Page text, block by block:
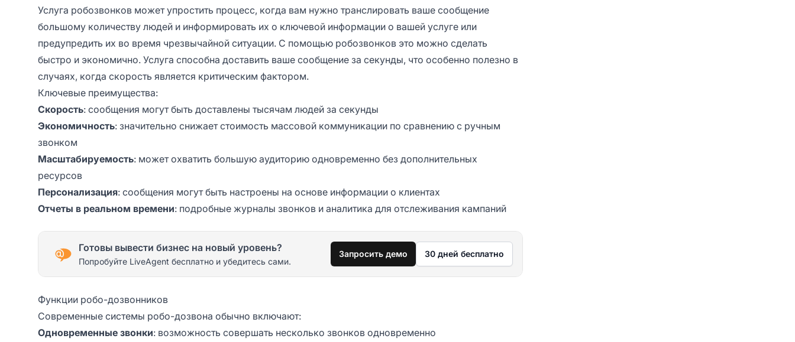
Услуга робозвонков может упростить процесс, когда вам нужно транслировать ваше сообщение
большому количеству людей и информировать их о ключевой информации о вашей услуге или
предупредить их во время чрезвычайной ситуации. С помощью робозвонков это можно сделать
быстро и экономично. Услуга способна доставить ваше сообщение за секунды, что особенно полезно в
случаях, когда скорость является критическим фактором.
Ключевые преимущества:
Скорость: сообщения могут быть доставлены тысячам людей за секунды
Экономичность: значительно снижает стоимость массовой коммуникации по сравнению с ручным
звонком
Масштабируемость: может охватить большую аудиторию одновременно без дополнительных
ресурсов
Персонализация: сообщения могут быть настроены на основе информации о клиентах
Отчеты в реальном времени: подробные журналы звонков и аналитика для отслеживания кампаний
Готовы вывести бизнес на новый уровень?
Попробуйте LiveAgent бесплатно и убедитесь сами.
Запросить демо 30 дней бесплатно
Функции робо-дозвонников
Современные системы робо-дозвона обычно включают:
Одновременные звонки: возможность совершать несколько звонков одновременно